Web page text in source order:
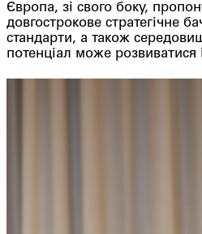
Європа, зі свого боку,
довгострокове стратегічне
стандарти, а також
потенціал може розвиватися